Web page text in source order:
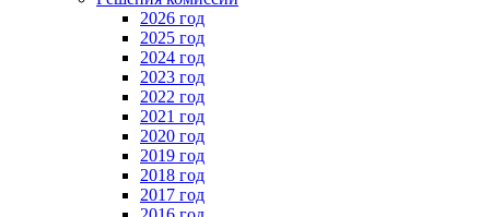
2026 год
2025 год
2024 год
2023 год
2022 год
2021 год
2020 год
2019 год
2018 год
2017 год